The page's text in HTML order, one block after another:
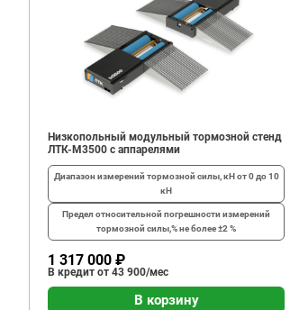
Низкопольный модульный тормозной стенд
ЛТК-М3500 с аппарелями
Диапазон измерений тормозной силы, кНот 0 до 10
кН
Предел относительной погрешности измерений
тормозной силы,%не более ±2 %
1 317 000 ₽
В кредит от 43 900/мес
В корзину